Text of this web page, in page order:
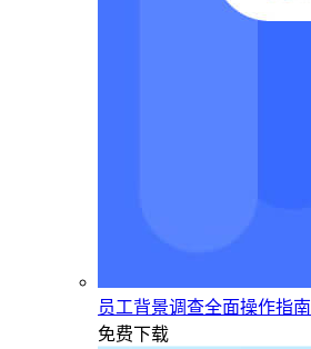
员工背景调查全面操作指南
免费下载